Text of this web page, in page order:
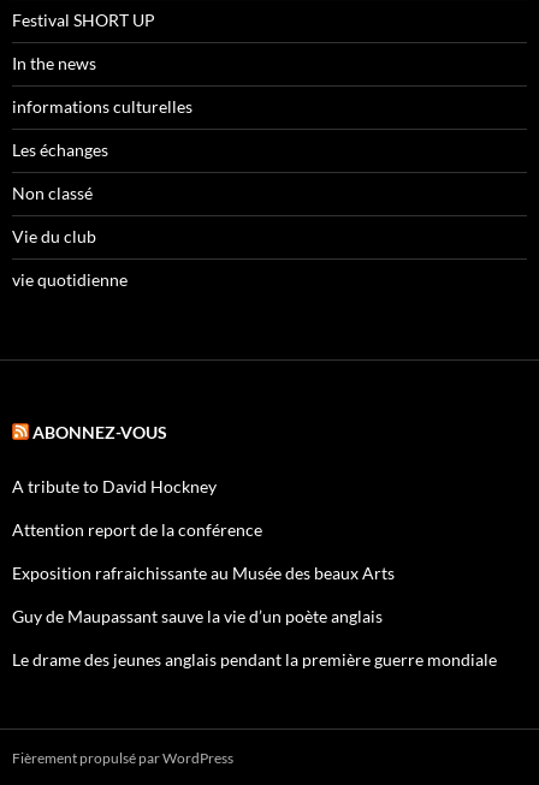
Festival SHORT UP
In the news
informations culturelles
Les échanges
Non classé
Vie du club
vie quotidienne
ABONNEZ-VOUS
A tribute to David Hockney
Attention report de la conférence
Exposition rafraichissante au Musée des beaux Arts
Guy de Maupassant sauve la vie d’un poète anglais
Le drame des jeunes anglais pendant la première guerre mondiale
Fièrement propulsé par WordPress